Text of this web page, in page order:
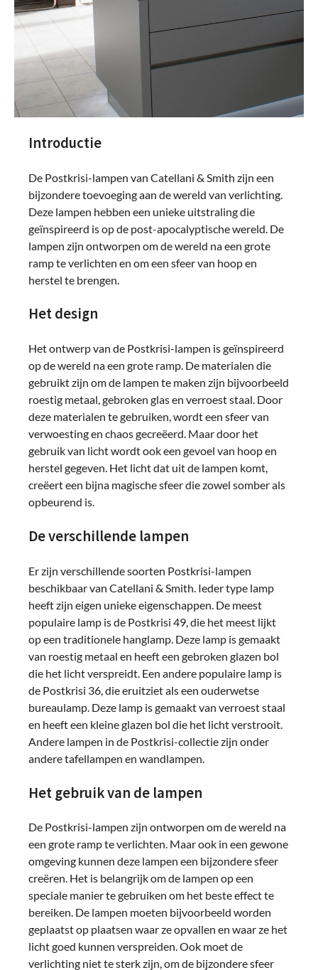
Introductie
De Postkrisi-lampen van Catellani & Smith zijn een
bijzondere toevoeging aan de wereld van verlichting.
Deze lampen hebben een unieke uitstraling die
geïnspireerd is op de post-apocalyptische wereld. De
lampen zijn ontworpen om de wereld na een grote
ramp te verlichten en om een sfeer van hoop en
herstel te brengen.
Het design
Het ontwerp van de Postkrisi-lampen is geïnspireerd
op de wereld na een grote ramp. De materialen die
gebruikt zijn om de lampen te maken zijn bijvoorbeeld
roestig metaal, gebroken glas en verroest staal. Door
deze materialen te gebruiken, wordt een sfeer van
verwoesting en chaos gecreëerd. Maar door het
gebruik van licht wordt ook een gevoel van hoop en
herstel gegeven. Het licht dat uit de lampen komt,
creëert een bijna magische sfeer die zowel somber als
opbeurend is.
De verschillende lampen
Er zijn verschillende soorten Postkrisi-lampen
beschikbaar van Catellani & Smith. Ieder type lamp
heeft zijn eigen unieke eigenschappen. De meest
populaire lamp is de Postkrisi 49, die het meest lijkt
op een traditionele hanglamp. Deze lamp is gemaakt
van roestig metaal en heeft een gebroken glazen bol
die het licht verspreidt. Een andere populaire lamp is
de Postkrisi 36, die eruitziet als een ouderwetse
bureaulamp. Deze lamp is gemaakt van verroest staal
en heeft een kleine glazen bol die het licht verstrooit.
Andere lampen in de Postkrisi-collectie zijn onder
andere tafellampen en wandlampen.
Het gebruik van de lampen
De Postkrisi-lampen zijn ontworpen om de wereld na
een grote ramp te verlichten. Maar ook in een gewone
omgeving kunnen deze lampen een bijzondere sfeer
creëren. Het is belangrijk om de lampen op een
speciale manier te gebruiken om het beste effect te
bereiken. De lampen moeten bijvoorbeeld worden
geplaatst op plaatsen waar ze opvallen en waar ze het
licht goed kunnen verspreiden. Ook moet de
verlichting niet te sterk zijn, om de bijzondere sfeer